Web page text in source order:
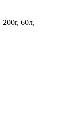
60л,